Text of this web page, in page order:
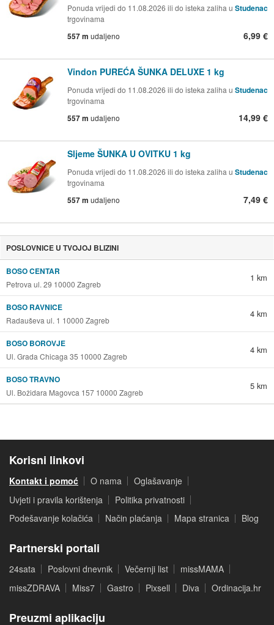
Ponuda vrijedi do 11.08.2026 ili do isteka zaliha u Studenac
trgovinama
557 m udaljeno 6,99 €
Vindon PUREĆA ŠUNKA DELUXE 1 kg
Ponuda vrijedi do 11.08.2026 ili do isteka zaliha u Studenac
trgovinama
557 m udaljeno 14,99 €
Sljeme ŠUNKA U OVITKU 1 kg
Ponuda vrijedi do 11.08.2026 ili do isteka zaliha u Studenac
trgovinama
557 m udaljeno 7,49 €
POSLOVNICE U TVOJOJ BLIZINI
BOSO CENTAR
Petrova ul. 29 10000 Zagreb
1 km
BOSO RAVNICE
Radauševa ul. 1 10000 Zagreb
4 km
BOSO BOROVJE
Ul. Grada Chicaga 35 10000 Zagreb
4 km
BOSO TRAVNO
Ul. Božidara Magovca 157 10000 Zagreb
5 km
Korisni linkovi
Kontakt i pomoć O nama
Oglašavanje
Uvjeti i pravila korištenja
Politika privatnosti
Podešavanje kolačića
Način plaćanja Mapa stranica Blog
Partnerski portali
24sata Poslovni dnevnik Večernji list
missMAMA
missZDRAVA
Miss7 Gastro Pixsell Diva Ordinacija.hr
Preuzmi aplikaciju